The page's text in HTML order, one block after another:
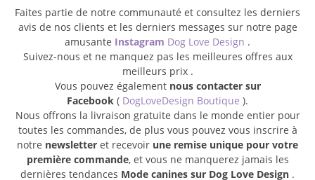
Faites partie de notre communauté et consultez les derniers
avis de nos clients et les derniers messages sur notre page
amusante Instagram Dog Love Design .
Suivez-nous et ne manquez pas les meilleures offres aux
meilleurs prix .
Vous pouvez également nous contacter sur
Facebook ( DogLoveDesign Boutique ).
Nous offrons la livraison gratuite dans le monde entier pour
toutes les commandes, de plus vous pouvez vous inscrire à
notre newsletter et recevoir une remise unique pour votre
première commande, et vous ne manquerez jamais les
dernières tendances Mode canines sur Dog Love Design .